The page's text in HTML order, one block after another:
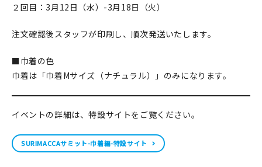
２回目：3月12日（水）-3月18日（火）
注文確認後スタッフが印刷し、順次発送いたします。
■巾着の色
巾着は「巾着Mサイズ（ナチュラル）」のみになります。
イベントの詳細は、特設サイトをご覧ください。
SURIMACCAサミット-巾着編-特設サイト